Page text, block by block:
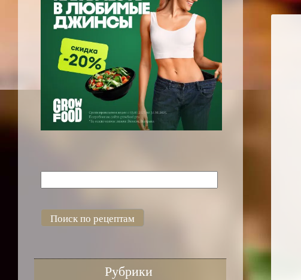
Рубрики